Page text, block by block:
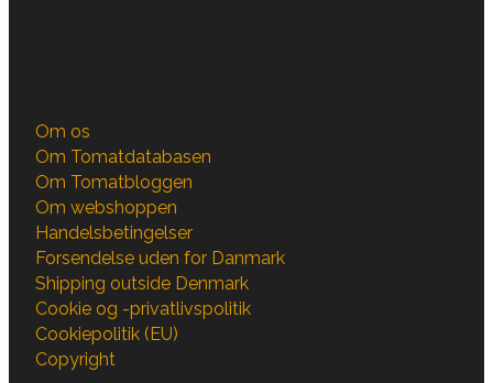
Om os
Om Tomatdatabasen
Om Tomatbloggen
Om webshoppen
Handelsbetingelser
Forsendelse uden for Danmark
Shipping outside Denmark
Cookie og -privatlivspolitik
Cookiepolitik (EU)
Copyright